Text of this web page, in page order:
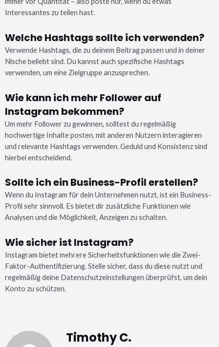
Interessantes zu teilen hast.
Welche Hashtags sollte ich verwenden?
Verwende Hashtags, die zu deinem Beitrag passen und in deiner
Nische beliebt sind. Du kannst auch spezifische Hashtags
verwenden, um eine Zielgruppe anzusprechen.
Wie kann ich mehr Follower auf
Instagram bekommen?
Um mehr Follower zu gewinnen, solltest du regelmäßig
hochwertige Inhalte posten, mit anderen Nutzern interagieren
und relevante Hashtags verwenden. Geduld und Konsistenz sind
hierbei entscheidend.
Sollte ich ein Business-Profil erstellen?
Wenn du Instagram für dein Unternehmen nutzt, ist ein Business-
Profil sehr sinnvoll. Es bietet dir zusätzliche Funktionen wie
Analysen und die Möglichkeit, Anzeigen zu schalten.
Wie sicher ist Instagram?
Instagram bietet mehrere Sicherheitsfunktionen wie die Zwei-
Faktor-Authentifizierung. Stelle sicher, dass du diese nutzt und
regelmäßig deine Datenschutzeinstellungen überprüfst, um dein
Konto zu schützen.
Timothy C.